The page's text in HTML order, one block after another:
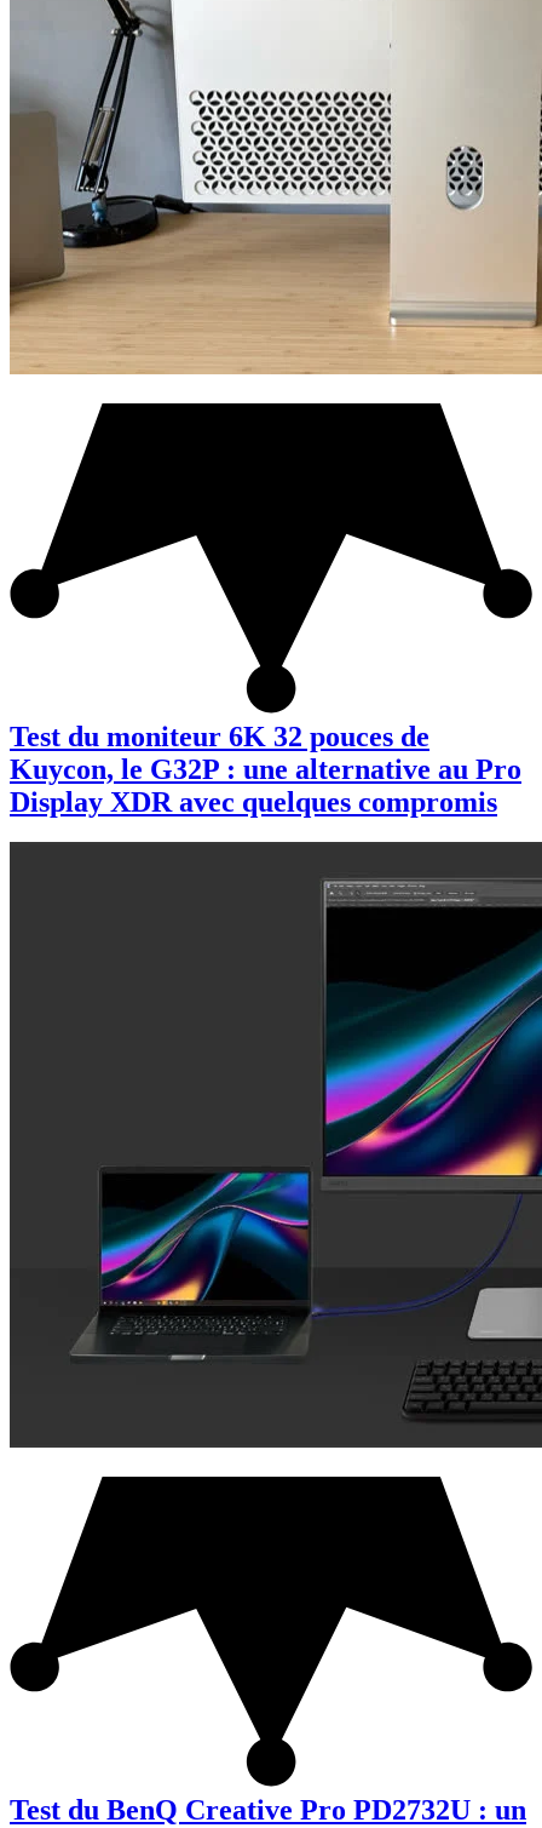
Test du moniteur 6K 32 pouces de
Kuycon, le G32P : une alternative au Pro
Display XDR avec quelques compromis
Test du BenQ Creative Pro PD2732U : un